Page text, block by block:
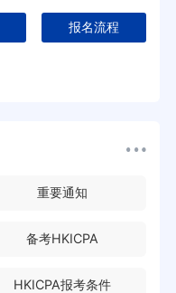
报名流程
重要通知
备考HKICPA
HKICPA报考条件